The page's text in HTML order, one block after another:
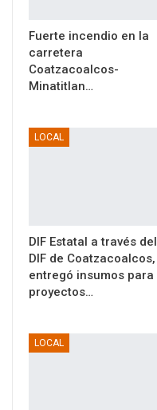
Fuerte incendio en la
carretera
Coatzacoalcos-
Minatitlan…
LOCAL
DIF Estatal a través del
DIF de Coatzacoalcos,
entregó insumos para
proyectos…
LOCAL